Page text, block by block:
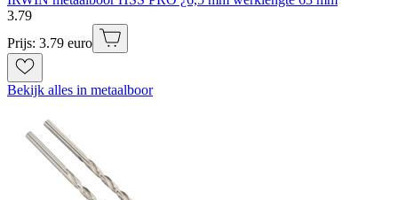
3.79
Prijs: 3.79 euro
Bekijk alles in metaalboor